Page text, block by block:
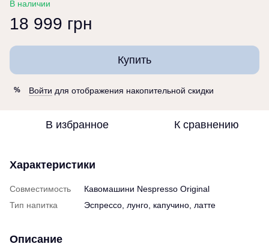
В наличии
18 999 грн
Купить
% Войти для отображения накопительной скидки
В избранное К сравнению
Характеристики
Совместимость
Кавомашини Nespresso Original
Тип напитка
Эспрессо, лунго, капучино, латте
Описание